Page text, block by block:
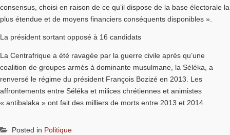
consensus, choisi en raison de ce qu’il dispose de la base électorale la
plus étendue et de moyens financiers conséquents disponibles ».
La président sortant opposé à 16 candidats
La Centrafrique a été ravagée par la guerre civile après qu’une
coalition de groupes armés à dominante musulmane, la Séléka, a
renversé le régime du président François Bozizé en 2013. Les
affrontements entre Séléka et milices chrétiennes et animistes
« antibalaka » ont fait des milliers de morts entre 2013 et 2014.
Posted in Politique